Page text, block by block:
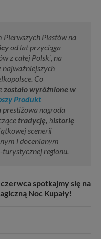
Pierwszych Piastów na
od lat przyciąga
z całej Polski, na
najważniejszych
Co
zostało wyróżnione w
Produkt
prestiżowa nagroda
tradycję, historię
scenerii
i docenianym
regionu.
spotkajmy się na
Noc Kupały!